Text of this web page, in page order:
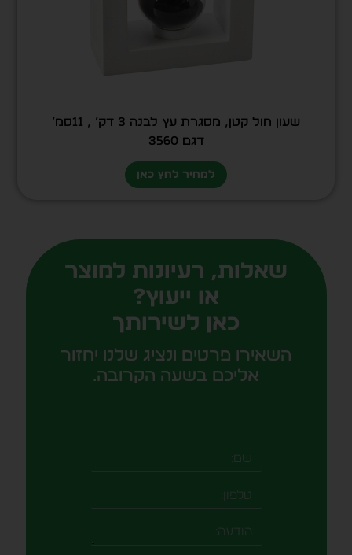
שעון חול קטן, מסגרת עץ לבנה 3 דק’ , 11סמ’
דגם 3560
למחיר לחץ כאן
שאלות, רעיונות למוצר
או ייעוץ?
כאן לשירותך
השאירו פרטים ונציג שלנו יחזור
אליכם בשעה הקרובה.
שם
טלפון
הודעה